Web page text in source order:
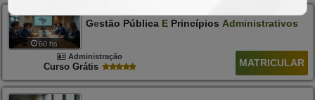
60 hs
GEStão Pública EPrincípios Administrativos
Administração
Curso Grátis MATRICULAR